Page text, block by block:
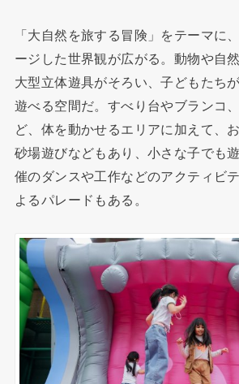
「大自然を旅する冒険」をテーマに
ージした世界観が広がる。動物や自
大型立体遊具がそろい、子どもたち
遊べる空間だ。すべり台やブランコ
ど、体を動かせるエリアに加えて、
砂場遊びなどもあり、小さな子でも
催のダンスや工作などのアクティビ
よるパレードもある。